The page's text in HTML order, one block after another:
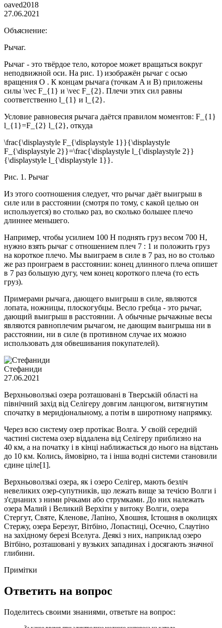
oaved2018
27.06.2021
Объяснение:
Рычаг.
Рычаг - это твёрдое тело, которое может вращаться вокруг
неподвижной оси. На рис. 1) изображён рычаг с осью
вращения O . К концам рычага (точкам A и B) приложены
силы \vec F_{1} и \vec F_{2}. Плечи этих сил равны
соответственно l_{1} и l_{2}.
Условие равновесия рычага даётся правилом моментов: F_{1}
l_{1}=F_{2} l_{2}, откуда
\frac{\displaystyle F_{\displaystyle 1}}{\displaystyle
F_{\displaystyle 2}}=\frac{\displaystyle l_{\displaystyle 2}}
{\displaystyle l_{\displaystyle 1}}.
Рис. 1. Рычаг
Из этого соотношения следует, что рычаг даёт выигрыш в
силе или в расстоянии (смотря по тому, с какой целью он
используется) во столько раз, во сколько большее плечо
длиннее меньшего.
Например, чтобы усилием 100 Н поднять груз весом 700 Н,
нужно взять рычаг с отношением плеч 7 : 1 и положить груз
на короткое плечо. Мы выиграем в силе в 7 раз, но во столько
же раз проиграем в расстоянии: конец длинного плеча опишет
в 7 раз большую дугу, чем конец короткого плеча (то есть
груз).
Примерами рычага, дающего выигрыш в силе, являются
лопата, ножницы, плоскогубцы. Весло гребца - это рычаг,
дающий выигрыш в расстоянии. А обычные рычажные весы
являются равноплечим рычагом, не дающим выигрыша ни в
расстоянии, ни в силе (в противном случае их можно
использовать для обвешивания покупателей).
Стефаниди
27.06.2021
Верхньоволзькі озера розташовані в Тверській області на
північний захід від Селігеру довгим ланцюгом, витягнутим
спочатку в меридіональному, а потім в широтному напрямку.
Через всю систему озер протікає Волга. У своїй середній
частині система озер віддалена від Селігеру приблизно на
40 км, а на початку і в кінці наближається до нього на відстань
до 10 км. Колись, ймовірно, та і інша водні системи становили
єдине ціле[1].
Верхньоволзькі озера, як і озеро Селігер, мають безліч
невеликих озер-супутників, що лежать вище за течією Волги і
з'єднаних з ними річками або струмками. До них належать
озера Малий і Великий Верхіти у витоку Волги, озера
Стергут, Святе, Кленове, Лапіно, Хвошня, Істошня в околицях
Стержу, озера Березуг, Вітбіно, Лопастиці, Осечно, Слаутіно
на західному березі Вселуга. Деякі з них, наприклад озеро
Вітбіно, розташовані у вузьких западинах і досягають значної
глибини.
Примітки
Ответить на вопрос
Поделитесь своими знаниями, ответьте на вопрос: